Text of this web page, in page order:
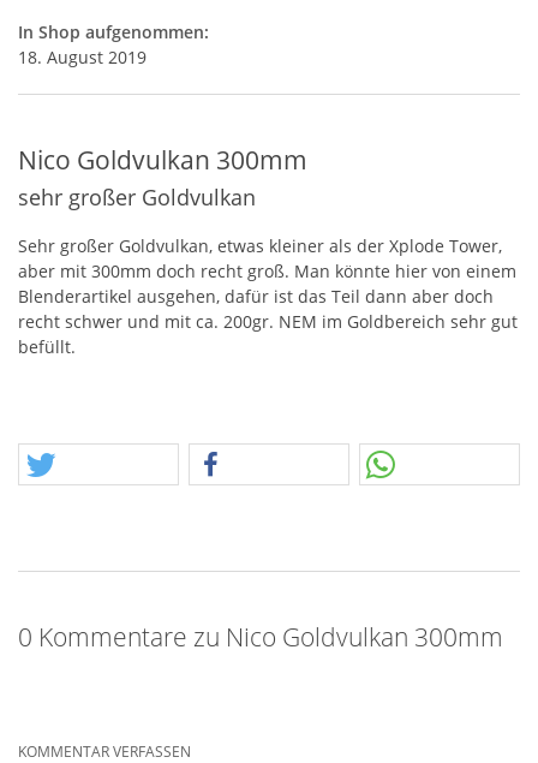
In Shop aufgenommen:
18. August 2019
Nico Goldvulkan 300mm
sehr großer Goldvulkan
Sehr großer Goldvulkan, etwas kleiner als der Xplode Tower,
aber mit 300mm doch recht groß. Man könnte hier von einem
Blenderartikel ausgehen, dafür ist das Teil dann aber doch
recht schwer und mit ca. 200gr. NEM im Goldbereich sehr gut
befüllt.
0 Kommentare zu Nico Goldvulkan 300mm
KOMMENTAR VERFASSEN